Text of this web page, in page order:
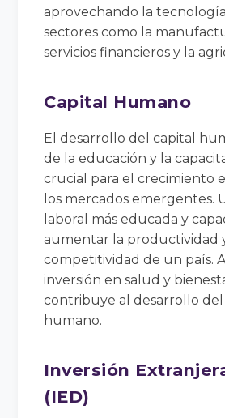
aprovechando la
sectores como la
servicios financieros y la
Capital Humano
El desarrollo del capital
de la educación y la
crucial para el crecimiento
los mercados emergentes.
laboral más educada y
aumentar la productividad
competitividad de un país.
inversión en salud y
contribuye al desarrollo del
humano.
Inversión
(IED)